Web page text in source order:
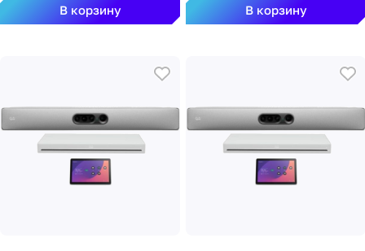
В корзину В корзину